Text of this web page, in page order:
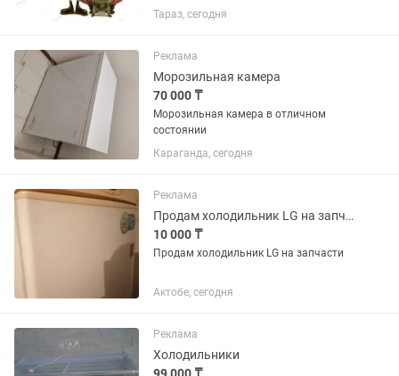
недорого. Фотки для оценки можно
присылать . Поможем вынести старую
Тараз, сегодня
Реклама
Морозильная камера
70 000 ₸
Морозильная камера в отличном
состоянии
Караганда, сегодня
Реклама
Продам холодильник LG на запчасти
10 000 ₸
Продам холодильник LG на запчасти
Актобе, сегодня
Реклама
Холодильники